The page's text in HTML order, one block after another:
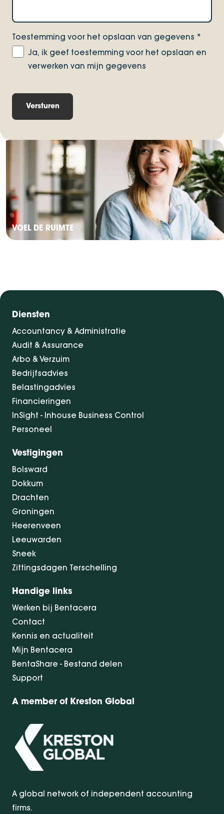
Toestemming voor het opslaan van gegevens *
Ja, ik geef toestemming voor het opslaan en
verwerken van mijn gegevens
VOEL DE RUIMTE
Diensten
Accountancy & Administratie
Audit & Assurance
Arbo & Verzuim
Bedrijfsadvies
Belastingadvies
Financieringen
InSight - Inhouse Business Control
Personeel
Vestigingen
Bolsward
Dokkum
Drachten
Groningen
Heerenveen
Leeuwarden
Sneek
Zittingsdagen Terschelling
Handige links
Werken bij Bentacera
Contact
Kennis en actualiteit
Mijn Bentacera
BentaShare - Bestand delen
Support
A member of Kreston Global
A global network of independent accounting
firms.